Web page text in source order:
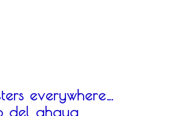
everywhere…
del ahgua